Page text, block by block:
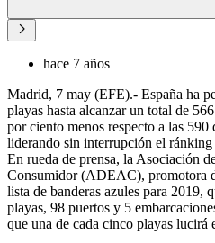
hace 7 años
Madrid, 7 may (EFE).- España ha
playas hasta alcanzar un total de
por ciento menos respecto a las 590
liderando sin interrupción el
En rueda de prensa, la Asociación
Consumidor (ADEAC), promotora
lista de banderas azules para 2019,
playas, 98 puertos y 5
que una de cada cinco playas lucirá